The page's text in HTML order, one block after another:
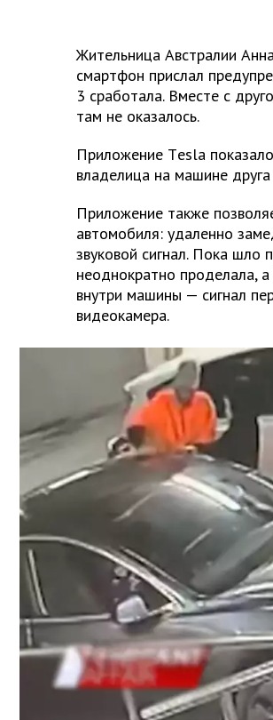
Жительница Австралии
смартфон прислал
3 сработала. Вместе с
там не оказалось.
Приложение Тesla
владелица на машине
Приложение также
автомобиля: удаленно
звуковой сигнал. Пока шло
неоднократно проделала,
внутри машины — сигнал
видеокамера.